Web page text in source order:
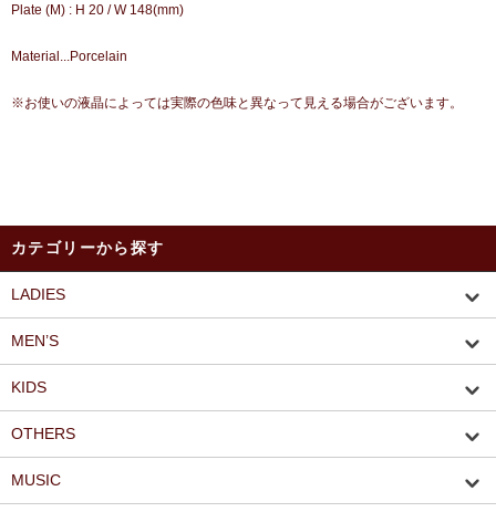
Plate (M) : H 20 / W 148(mm)
Material...Porcelain
※お使いの液晶によっては実際の色味と異なって見える場合がございます。
カテゴリーから探す
LADIES
MEN’S
KIDS
OTHERS
MUSIC